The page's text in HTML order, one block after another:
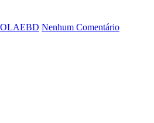
Nenhum Comentário